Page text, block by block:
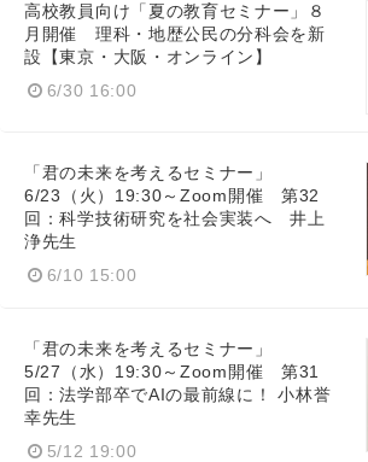
高校教員向け「夏の教育セミナー」８
月開催 理科・地歴公民の分科会を新
設【東京・大阪・オンライン】
6/30 16:00
「君の未来を考えるセミナー」
6/23（火）19:30～Zoom開催 第32
回：科学技術研究を社会実装へ 井上
浄先生
6/10 15:00
「君の未来を考えるセミナー」
5/27（水）19:30～Zoom開催 第31
回：法学部卒でAIの最前線に！ 小林誉
幸先生
5/12 19:00